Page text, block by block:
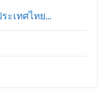
ะเทศไทย...